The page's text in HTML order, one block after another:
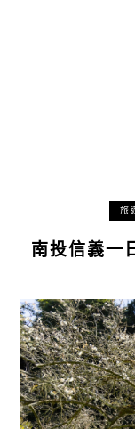
旅
南投信義一